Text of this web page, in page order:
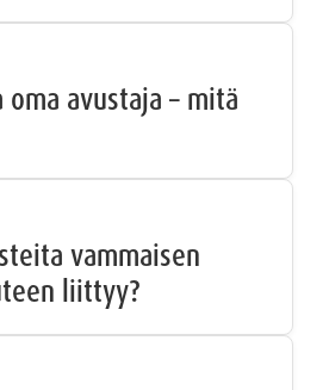
avustaja – mitä
vammaisen
liittyy?